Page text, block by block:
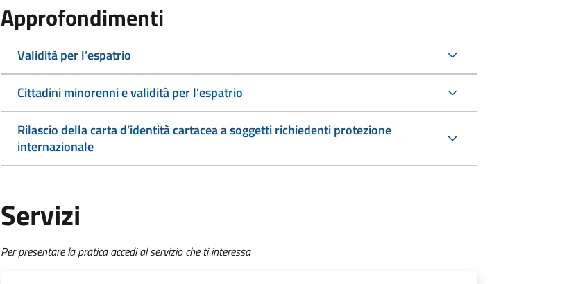
Approfondimenti
Validità per l’espatrio
Cittadini minorenni e validità per l'espatrio
Rilascio della carta d’identità cartacea a soggetti richiedenti protezione
internazionale
Servizi
Per presentare la pratica accedi al servizio che ti interessa